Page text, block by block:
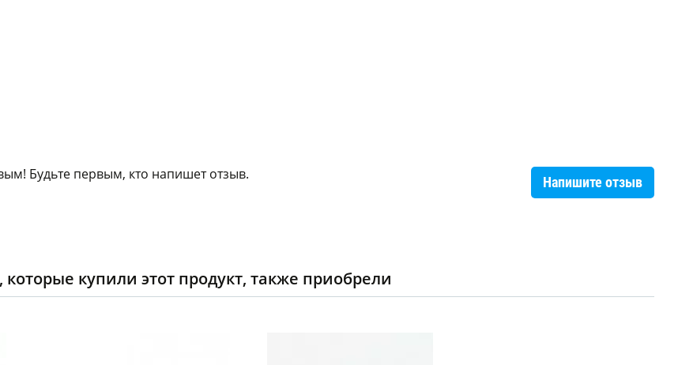
Напишите отзыв
Будьте первым, кто напишет отзыв.
которые купили этот продукт, также приобрели